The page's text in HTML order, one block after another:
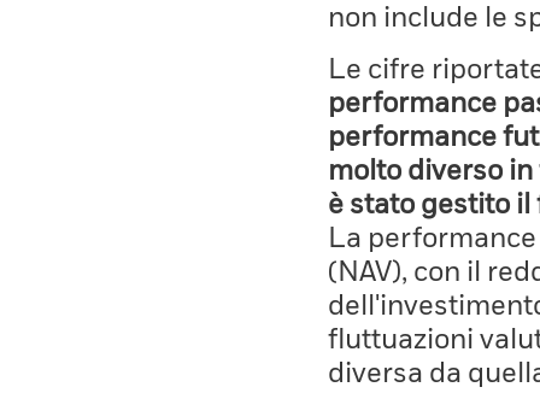
non include le
Le cifre
performance
performance
molto diverso
è stato gestito il
La
(NAV), con il
fluttuazioni
diversa da